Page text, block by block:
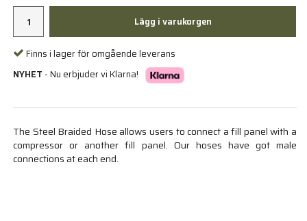
Lägg i varukorgen
Finns i lager för omgående leverans
NYHET - Nu erbjuder vi Klarna!
The Steel Braided Hose allows users to connect a fill panel with a
compressor or another fill panel. Our hoses have got male
connections at each end.